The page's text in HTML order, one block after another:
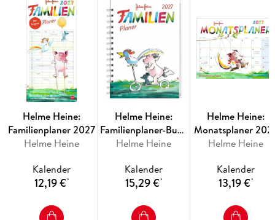
Helme Heine:
Familienplaner 2027
Helme Heine
Kalender
12,19 €*
Helme Heine:
Familienplaner-Buch
A5 2027
Helme Heine
Kalender
15,29 €*
Helme Heine:
Monatsplaner
Helme Heine
Kalender
13,19 €*